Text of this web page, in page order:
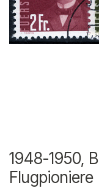
1948-1950,
Flugpioniere